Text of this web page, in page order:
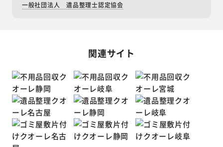
一般社団法人 遺品整理士認定協会
関連サイト